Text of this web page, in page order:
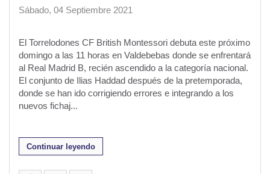
Sábado, 04 Septiembre 2021
El Torrelodones CF British Montessori debuta este próximo
domingo a las 11 horas en Valdebebas donde se enfrentará
al Real Madrid B, recién ascendido a la categoría nacional.
El conjunto de Ilias Haddad después de la pretemporada,
donde se han ido corrigiendo errores e integrando a los
nuevos fichaj...
Continuar leyendo